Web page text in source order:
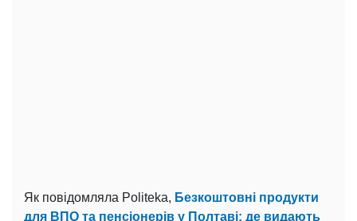
Як повідомляла Politeka, Безкоштовні продукти
для ВПО та пенсіонерів у Полтаві: де видають